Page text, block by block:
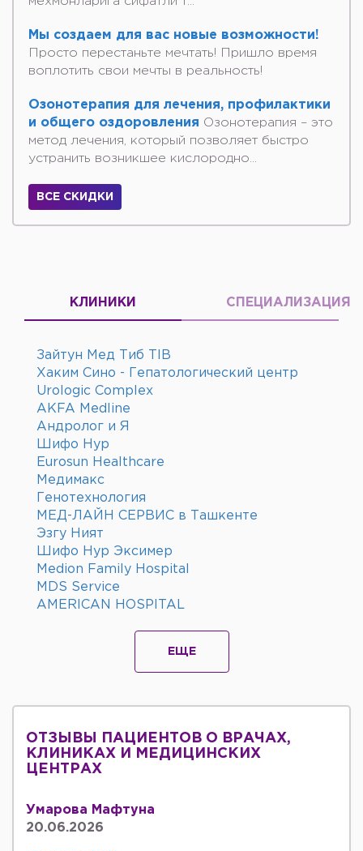
Мы создаем для вас новые возможности!
Просто перестаньте мечтать! Пришло время
воплотить свои мечты в реальность!
Озонотерапия для лечения, профилактики
и общего оздоровления Озонотерапия – это
метод лечения, который позволяет быстро
устранить возникшее кислородно...
ВСЕ СКИДКИ
КЛИНИКИ СПЕЦИАЛИЗАЦИЯ
Зайтун Мед Тиб TIB
Хаким Сино - Гепатологический центр
Urologic Complex
AKFA Medline
Андролог и Я
Шифо Нур
Eurosun Healthcare
Медимакс
Генотехнология
МЕД-ЛАЙН СЕРВИС в Ташкенте
Эзгу Ният
Шифо Нур Эксимер
Medion Family Hospital
MDS Service
AMERICAN HOSPITAL
ЕЩЕ
ОТЗЫВЫ ПАЦИЕНТОВ О ВРАЧАХ,
КЛИНИКАХ И МЕДИЦИНСКИХ
ЦЕНТРАХ
Умарова Мафтуна
20.06.2026